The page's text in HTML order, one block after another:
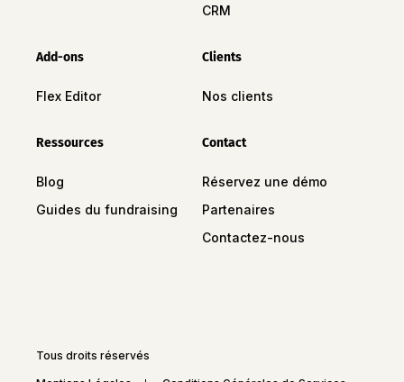
CRM
Add-ons
Flex Editor
Clients
Nos clients
Ressources
Blog
Guides du fundraising
Contact
Réservez une démo
Partenaires
Contactez-nous
Tous droits réservés